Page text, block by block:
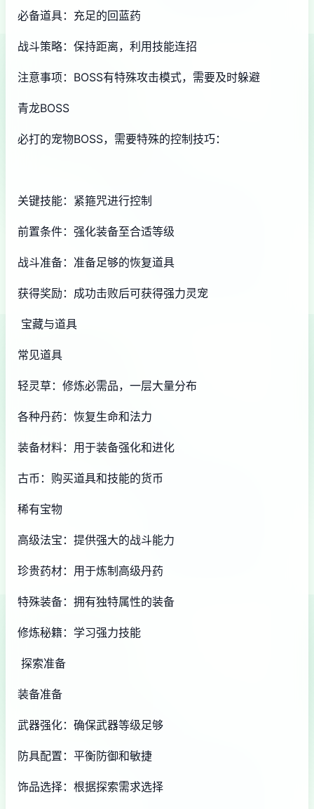
必备道具：充足的回蓝药
战斗策略：保持距离，利用技能连招
注意事项：BOSS有特殊攻击模式，需要及时躲避
青龙BOSS
必打的宠物BOSS，需要特殊的控制技巧：
关键技能：紧箍咒进行控制
前置条件：强化装备至合适等级
战斗准备：准备足够的恢复道具
获得奖励：成功击败后可获得强力灵宠
宝藏与道具
常见道具
轻灵草：修炼必需品，一层大量分布
各种丹药：恢复生命和法力
装备材料：用于装备强化和进化
古币：购买道具和技能的货币
稀有宝物
高级法宝：提供强大的战斗能力
珍贵药材：用于炼制高级丹药
特殊装备：拥有独特属性的装备
修炼秘籍：学习强力技能
探索准备
装备准备
武器强化：确保武器等级足够
防具配置：平衡防御和敏捷
饰品选择：根据探索需求选择